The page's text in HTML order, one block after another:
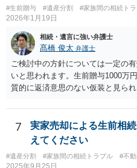
#生前贈与 #遺産分割 #家族間の相続ト
2026年1月19日
相続・遺言に強い弁護士
髙橋 俊太 弁護士
ご検討中の方針については一定の
いと思われます。生前贈与1000万
質的に返済意思のない仮装と見ら
法として考えられるものとしては
産を信託口に移し、受託者（信頼
・生存中はあなたの生活費・介護
体へ と使途を厳格に指定。相続で
与を大きく排除できます。 ②遺言
7
実家売却による生前相
えてください
#遺産分割 #家族間の相続トラブル #不
2025年9月25日